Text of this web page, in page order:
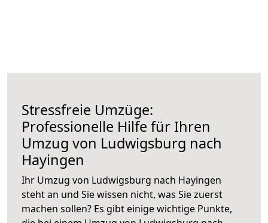
Stressfreie Umzüge:
Professionelle Hilfe für Ihren
Umzug von Ludwigsburg nach
Hayingen
Ihr Umzug von Ludwigsburg nach Hayingen
steht an und Sie wissen nicht, was Sie zuerst
machen sollen? Es gibt einige wichtige Punkte,